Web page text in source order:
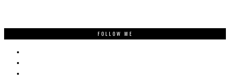
FOLLOW ME